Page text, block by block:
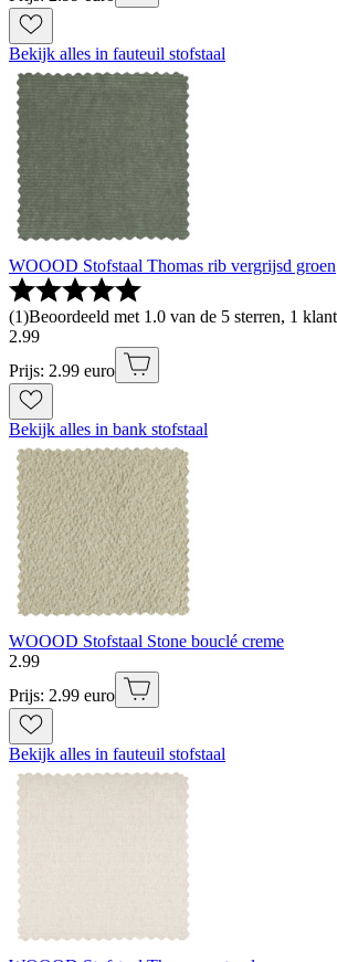
Bekijk alles in fauteuil stofstaal
WOOOD Stofstaal Thomas rib vergrijsd groen
(1)Beoordeeld met 1.0 van de 5 sterren, 1
2.99
Prijs: 2.99 euro
Bekijk alles in bank stofstaal
WOOOD Stofstaal Stone bouclé creme
2.99
Prijs: 2.99 euro
Bekijk alles in fauteuil stofstaal